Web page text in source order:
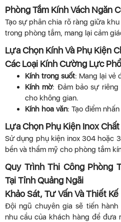
Phòng Tắm Kính Vách Ngăn
Tạo sự phân chia rõ ràng giữa
trong phòng tắm, mang lại cảm
Lựa Chọn Kính Và Phụ Kiện
Các Loại Kính Cường Lực
Kính trong suốt: Mang lại vẻ
Kính mờ: Đảm bảo sự
cho không gian.
Kính hoa văn: Tạo điểm
Lựa Chọn Phụ Kiện Inox
Sử dụng phụ kiện inox 304 hoặc
bền và thẩm mỹ cho phòng tắm
Quy Trình Thi Công Phòng
Tại Tỉnh Quảng Ngãi
Khảo Sát, Tư Vấn Và Thiết Kế
Đội ngũ chuyên gia sẽ tiến
nhu cầu của khách hàng để đưa